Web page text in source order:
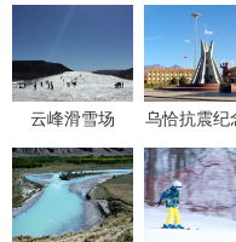
云峰滑雪场 乌恰抗震纪